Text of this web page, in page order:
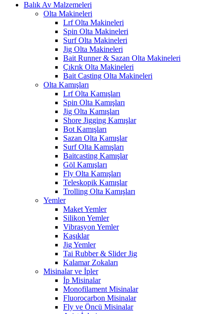
Balık Av Malzemeleri
Olta Makineleri
Lrf Olta Makineleri
Spin Olta Makineleri
Surf Olta Makineleri
Jig Olta Makineleri
Bait Runner & Sazan Olta Makineleri
Çıkrık Olta Makineleri
Bait Casting Olta Makineleri
Olta Kamışları
Lrf Olta Kamışları
Spin Olta Kamışları
Jig Olta Kamışları
Shore Jigging Kamışlar
Bot Kamışları
Sazan Olta Kamışlar
Surf Olta Kamışları
Baitcasting Kamışlar
Göl Kamışları
Fly Olta Kamışları
Teleskopik Kamışlar
Trolling Olta Kamışları
Yemler
Maket Yemler
Silikon Yemler
Vibrasyon Yemler
Kaşıklar
Jig Yemler
Tai Rubber & Slider Jig
Kalamar Zokaları
Misinalar ve İpler
İp Misinalar
Monofilament Misinalar
Fluorocarbon Misinalar
Fly ve Öncü Misinalar